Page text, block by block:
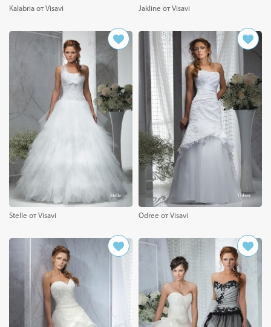
Kalabria от Visavi Jakline от Visavi
Stelle от Visavi Odree от Visavi